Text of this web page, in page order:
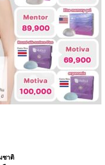
ชาติ